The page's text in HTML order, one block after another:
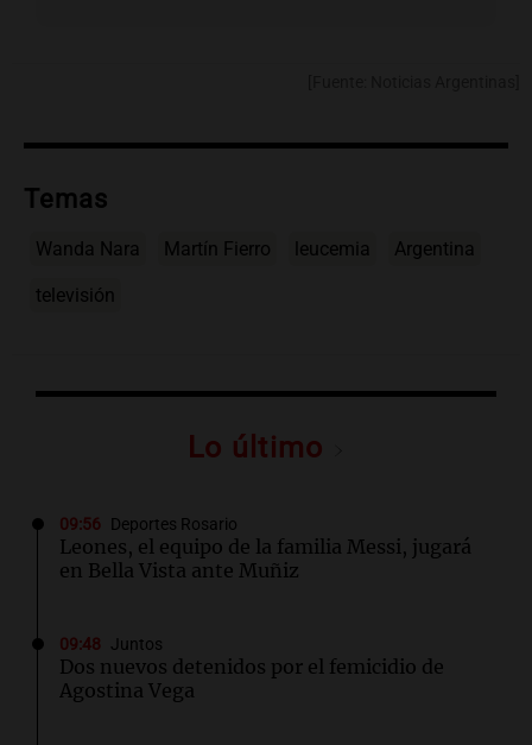
Temas
Wanda Nara Martín Fierro leucemia Argentina
televisión
Lo último
09:56 Deportes Rosario
Leones, el equipo de la familia Messi, jugará
en Bella Vista ante Muñiz
09:48 Juntos
Dos nuevos detenidos por el femicidio de
Agostina Vega